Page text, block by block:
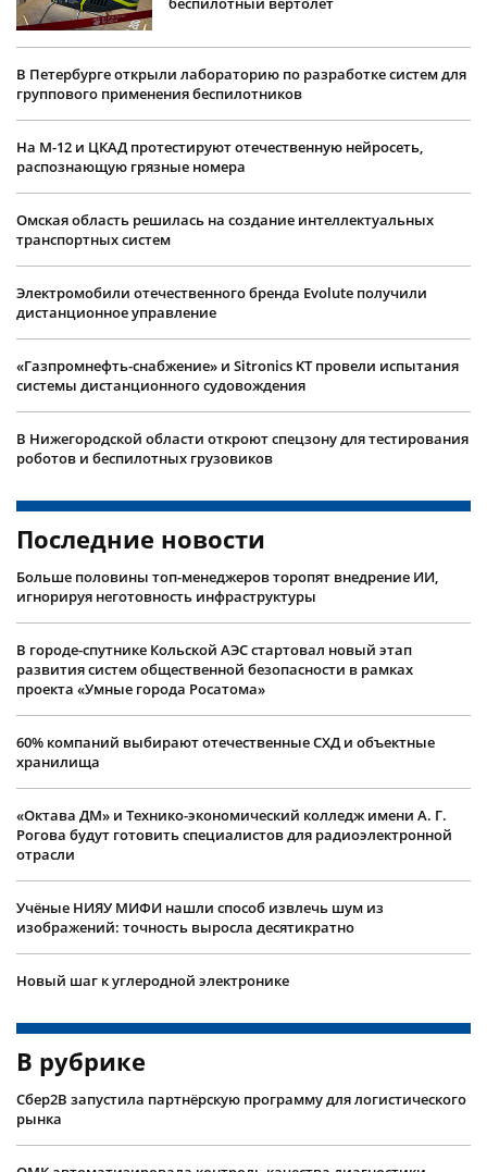
В Петербурге открыли лабораторию по разработке систем для
группового применения беспилотников
На М-12 и ЦКАД протестируют отечественную нейросеть,
распознающую грязные номера
Омская область решилась на создание интеллектуальных
транспортных систем
Электромобили отечественного бренда Evolute получили
дистанционное управление
«Газпромнефть-снабжение» и Sitronics KT провели испытания
системы дистанционного судовождения
В Нижегородской области откроют спецзону для тестирования
роботов и беспилотных грузовиков
Последние новости
Больше половины топ-менеджеров торопят внедрение ИИ,
игнорируя неготовность инфраструктуры
В городе-спутнике Кольской АЭС стартовал новый этап
развития систем общественной безопасности в рамках
проекта «Умные города Росатома»
60% компаний выбирают отечественные СХД и объектные
хранилища
«Октава ДМ» и Технико-экономический колледж имени А. Г.
Рогова будут готовить специалистов для радиоэлектронной
отрасли
Учëные НИЯУ МИФИ нашли способ извлечь шум из
изображений: точность выросла десятикратно
Новый шаг к углеродной электронике
В рубрике
Сбер2B запустила партнёрскую программу для логистического
рынка